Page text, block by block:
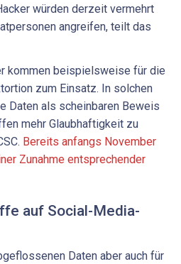
würden derzeit vermehrt
angreifen, teilt das
kommen beispielsweise für die
zum Einsatz. In solchen
Daten als scheinbaren Beweis
mehr Glaubhaftigkeit zu
Bereits anfangs November
Zunahme entsprechender
auf Social-Media-
Daten aber auch für